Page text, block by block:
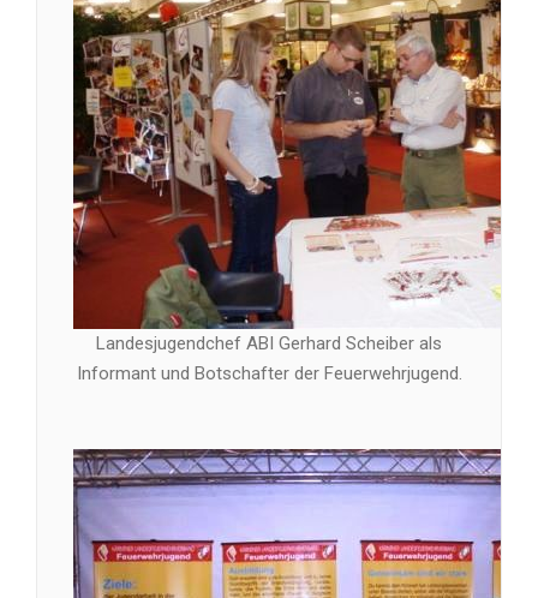
Landesjugendchef ABI Gerhard Scheiber als
Informant und Botschafter der Feuerwehrjugend.